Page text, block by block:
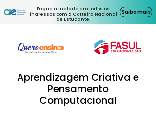
Pague a metade em todos os
ingressos com a Carteira Nacional
de Estudante.
Saiba mais
Aprendizagem Criativa e
Pensamento
Computacional